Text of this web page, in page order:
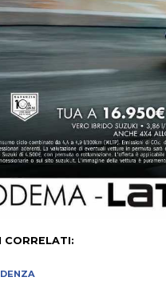
CORRELATI: